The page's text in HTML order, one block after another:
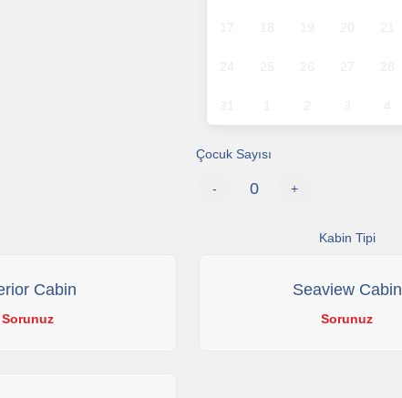
Çocuk Sayısı
- +
Kabin Tipi
Cabin
Sorunuz
Seaview Cabin
Sorunuz